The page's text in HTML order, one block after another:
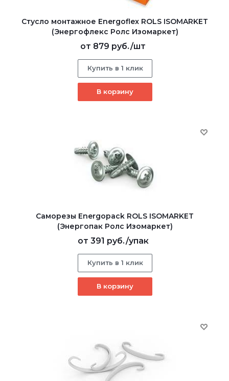
Стусло монтажное Energoflex ROLS ISOMARKET
(Энергофлекс Ролс Изомаркет)
от 879 руб./шт
Купить в 1 клик
В корзину
Саморезы Energopack ROLS ISOMARKET
(Энергопак Ролс Изомаркет)
от 391 руб./упак
Купить в 1 клик
В корзину